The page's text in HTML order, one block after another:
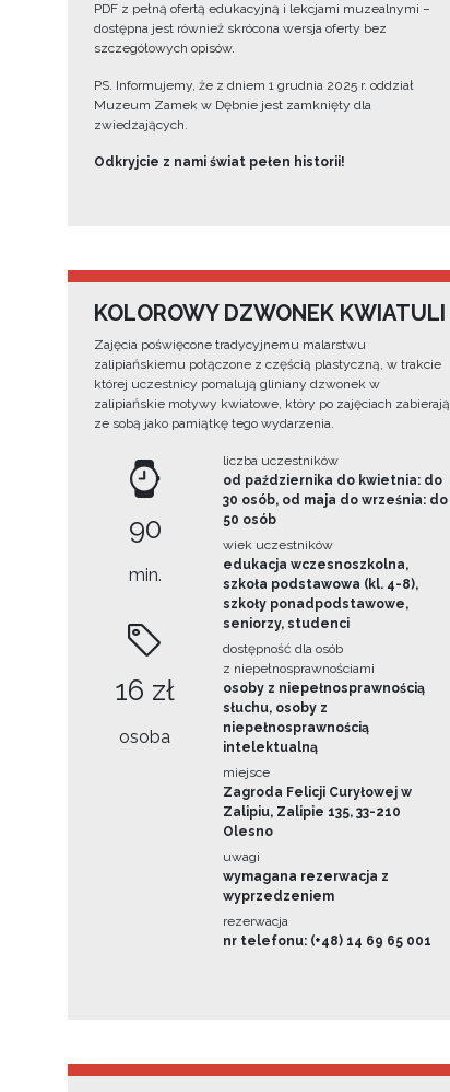
PDF z pełną ofertą edukacyjną i lekcjami muzealnymi –
dostępna jest również skrócona wersja oferty bez
szczegółowych opisów.
PS. Informujemy, że z dniem 1 grudnia 2025 r. oddział
Muzeum Zamek w Dębnie jest zamknięty dla
zwiedzających.
Odkryjcie z nami świat pełen historii!
KOLOROWY DZWONEK KWIATULI
Zajęcia poświęcone tradycyjnemu malarstwu
zalipiańskiemu połączone z częścią plastyczną, w trakcie
której uczestnicy pomalują gliniany dzwonek w
zalipiańskie motywy kwiatowe, który po zajęciach zabierają
ze sobą jako pamiątkę tego wydarzenia.
90
min.
16 zł
osoba
liczba uczestników
od października do kwietnia: do
30 osób, od maja do września: do
50 osób
wiek uczestników
edukacja wczesnoszkolna,
szkoła podstawowa (kl. 4-8),
szkoły ponadpodstawowe,
seniorzy, studenci
dostępność dla osób
z niepełnosprawnościami
osoby z niepełnosprawnością
słuchu, osoby z
niepełnosprawnością
intelektualną
miejsce
Zagroda Felicji Curyłowej w
Zalipiu, Zalipie 135, 33-210
Olesno
uwagi
wymagana rezerwacja z
wyprzedzeniem
rezerwacja
nr telefonu: (+48) 14 69 65 001